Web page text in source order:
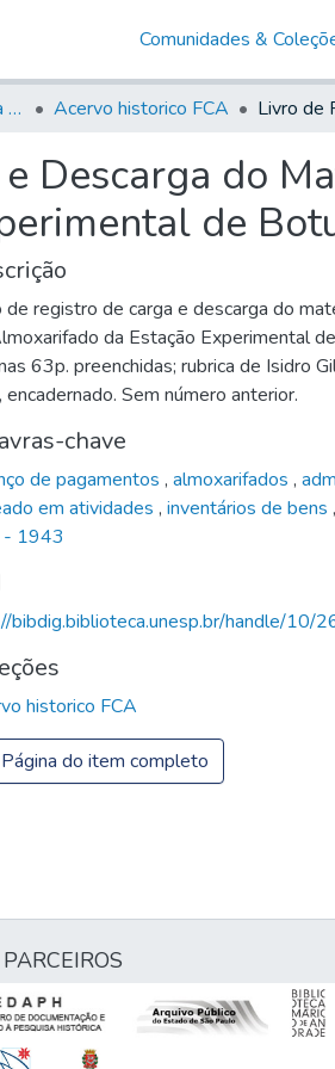
Comunidades &
Acervo Histório - Fazenda Lageado Acervo historico FCA
Descarga do
de
de registro de carga e descarga do
da Estação Experimental
63p. preenchidas; rubrica de Isidro
encadernado. Sem número anterior.
chave
de pagamentos , almoxarifados ,
em atividades , inventários de bens ,
- 1943
bibdig.biblioteca.unesp.br/handle/10/
historico FCA
Página do item completo
PARCEIROS